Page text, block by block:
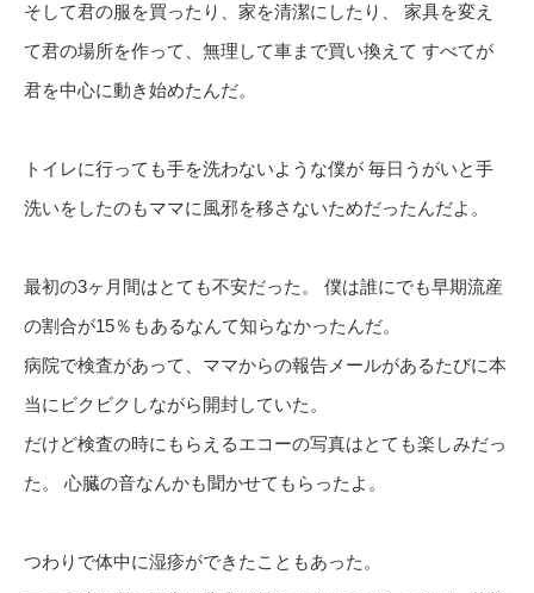
そして君の服を買ったり、家を清潔にしたり、 家具を変え
て君の場所を作って、無理して車まで買い換えて すべてが
君を中心に動き始めたんだ。
トイレに行っても手を洗わないような僕が 毎日うがいと手
洗いをしたのもママに風邪を移さないためだったんだよ。
最初の3ヶ月間はとても不安だった。 僕は誰にでも早期流産
の割合が15％もあるなんて知らなかったんだ。
病院で検査があって、ママからの報告メールがあるたびに本
当にビクビクしながら開封していた。
だけど検査の時にもらえるエコーの写真はとても楽しみだっ
た。 心臓の音なんかも聞かせてもらったよ。
つわりで体中に湿疹ができたこともあった。